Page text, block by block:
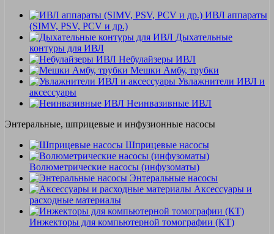
ИВЛ аппараты
(SIMV, PSV, PCV и др.)
Дыхательные
контуры для ИВЛ
Небулайзеры ИВЛ
Мешки Амбу, трубки
Увлажнители ИВЛ и
аксессуары
Неинвазивные ИВЛ
Энтеральные, шприцевые и инфузионные насосы
Шприцевые насосы
Волюметрические насосы (инфузоматы)
Энтеральные насосы
Аксессуары и
расходные материалы
Инжекторы для компьютерной томографии (КТ)